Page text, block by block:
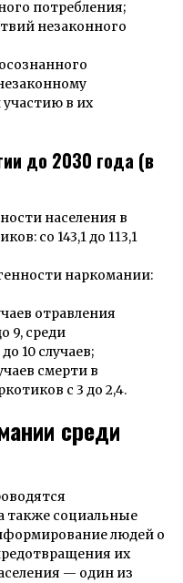
потребления;
незаконного
в их
до 2030 года (в
населения в
со 143,1 до 113,1
наркомании:
отравления
9, среди
10 случаев;
смерти в
с 3 до 2,4.
среди
также социальные
людей о
их
— один из